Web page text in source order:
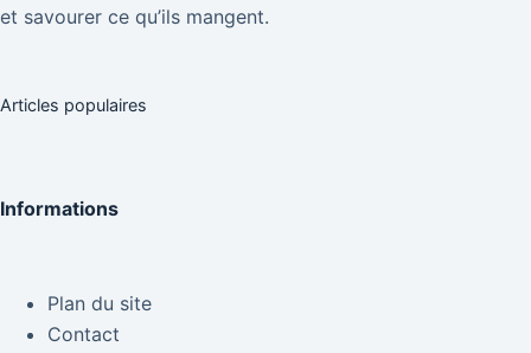
et savourer ce qu’ils mangent.
Articles populaires
Informations
Plan du site
Contact